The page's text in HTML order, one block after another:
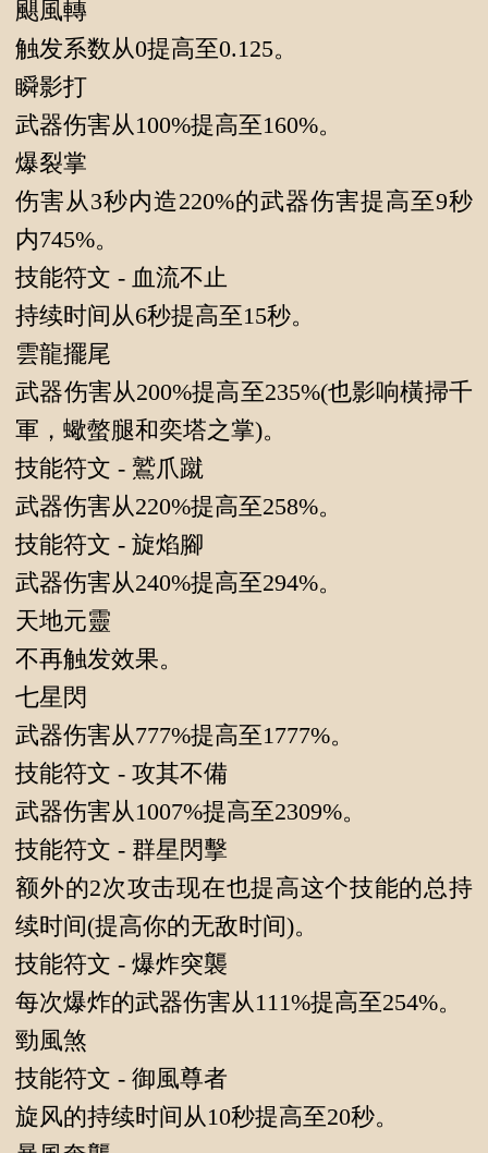
颶風轉
触发系数从0提高至0.125。
瞬影打
武器伤害从100%提高至160%。
爆裂掌
伤害从3秒内造220%的武器伤害提高至9秒
内745%。
技能符文 - 血流不止
持续时间从6秒提高至15秒。
雲龍擺尾
武器伤害从200%提高至235%(也影响橫掃千
軍，蠍螫腿和奕塔之掌)。
技能符文 - 鷲爪蹴
武器伤害从220%提高至258%。
技能符文 - 旋焰腳
武器伤害从240%提高至294%。
天地元靈
不再触发效果。
七星閃
武器伤害从777%提高至1777%。
技能符文 - 攻其不備
武器伤害从1007%提高至2309%。
技能符文 - 群星閃擊
额外的2次攻击现在也提高这个技能的总持
续时间(提高你的无敌时间)。
技能符文 - 爆炸突襲
每次爆炸的武器伤害从111%提高至254%。
勁風煞
技能符文 - 御風尊者
旋风的持续时间从10秒提高至20秒。